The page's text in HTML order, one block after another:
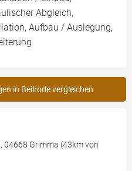
Abgleich,
Aufbau / Auslegung,
in Beilrode vergleichen
04668 Grimma (43km von